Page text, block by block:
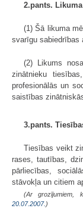
2.pants.
(1) Šā likuma
svarīgu sabiedrības
(2) Likums
zinātnieku
profesionālās un
saistības
3.pants.
Tiesības veikt
rases, tautības,
pārliecības,
stāvokļa un citiem
(Ar
20.07.2007.)